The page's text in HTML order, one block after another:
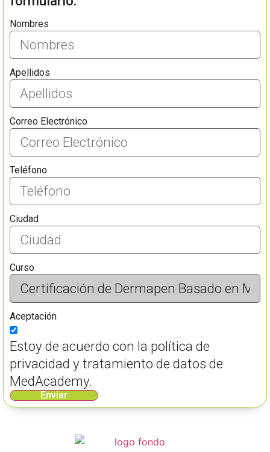
Nombres
Apellidos
Correo Electrónico
Teléfono
Ciudad
Curso
Aceptación
Estoy de acuerdo con la política de
privacidad y tratamiento de datos de
MedAcademy.
Enviar